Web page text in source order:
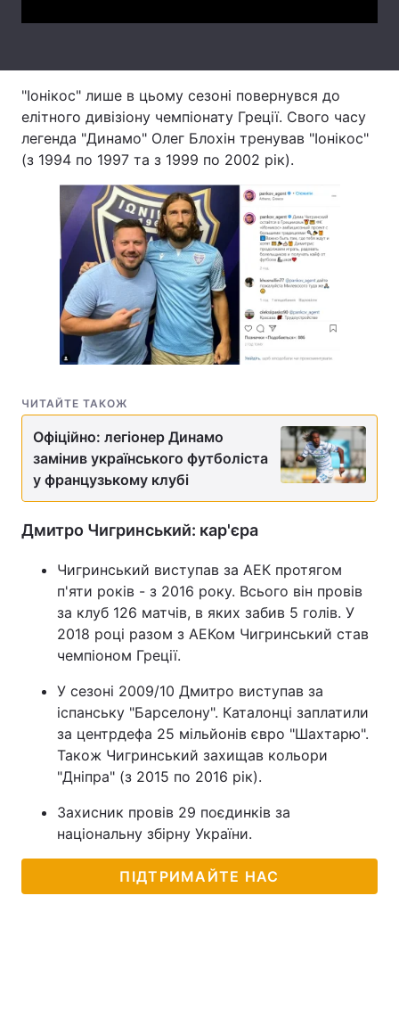
Архів Вакансії
Контакти
Послуги
Тема оформлення
"Іонікос" лише в цьому сезоні повернувся до
елітного дивізіону чемпіонату Греції. Свого часу
легенда "Динамо" Олег Блохін тренував "Іонікос"
(з 1994 по 1997 та з 1999 по 2002 рік).
ЧИТАЙТЕ ТАКОЖ
Офіційно: легіонер Динамо
замінив українського футболіста
у французькому клубі
Дмитро Чигринський: кар'єра
Чигринський виступав за АЕК протягом
п'яти років - з 2016 року. Всього він провів
за клуб 126 матчів, в яких забив 5 голів. У
2018 році разом з АЕКом Чигринський став
чемпіоном Греції.
У сезоні 2009/10 Дмитро виступав за
іспанську "Барселону". Каталонці заплатили
за центрдефа 25 мільйонів євро "Шахтарю".
Також Чигринський захищав кольори
"Дніпра" (з 2015 по 2016 рік).
Захисник провів 29 поєдинків за
національну збірну України.
ПІДТРИМАЙТЕ НАС